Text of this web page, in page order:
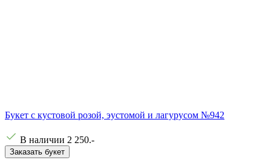
Букет с кустовой розой, эустомой и лагурусом №942
В наличии 2 250.-
Заказать букет